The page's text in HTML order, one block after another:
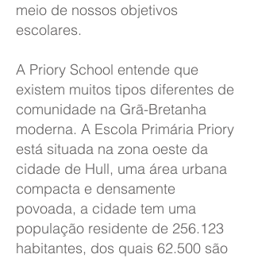
meio de nossos objetivos
escolares.
A Priory School entende que
existem muitos tipos diferentes de
comunidade na Grã-Bretanha
moderna. A Escola Primária Priory
está situada na zona oeste da
cidade de Hull, uma área urbana
compacta e densamente
povoada, a cidade tem uma
população residente de 256.123
habitantes, dos quais 62.500 são